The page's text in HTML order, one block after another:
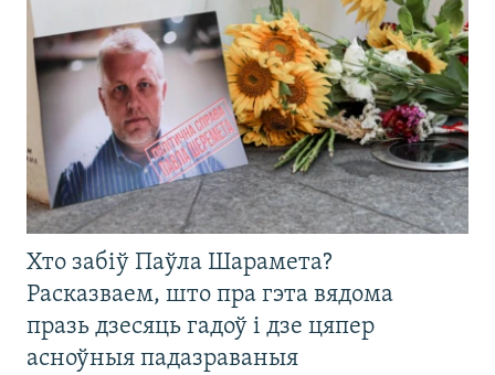
Хто забіў Паўла Шарамета?
Расказваем, што пра гэта вядома
празь дзесяць гадоў і дзе цяпер
асноўныя падазраваныя